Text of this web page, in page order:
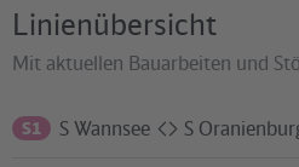
Linienübersicht
Mit aktuellen Bauarbeiten und
S1 S Wannsee nach
S